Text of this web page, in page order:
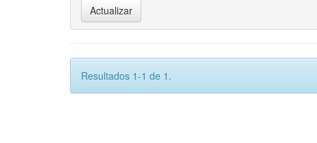
Resultados 1-1 de 1.